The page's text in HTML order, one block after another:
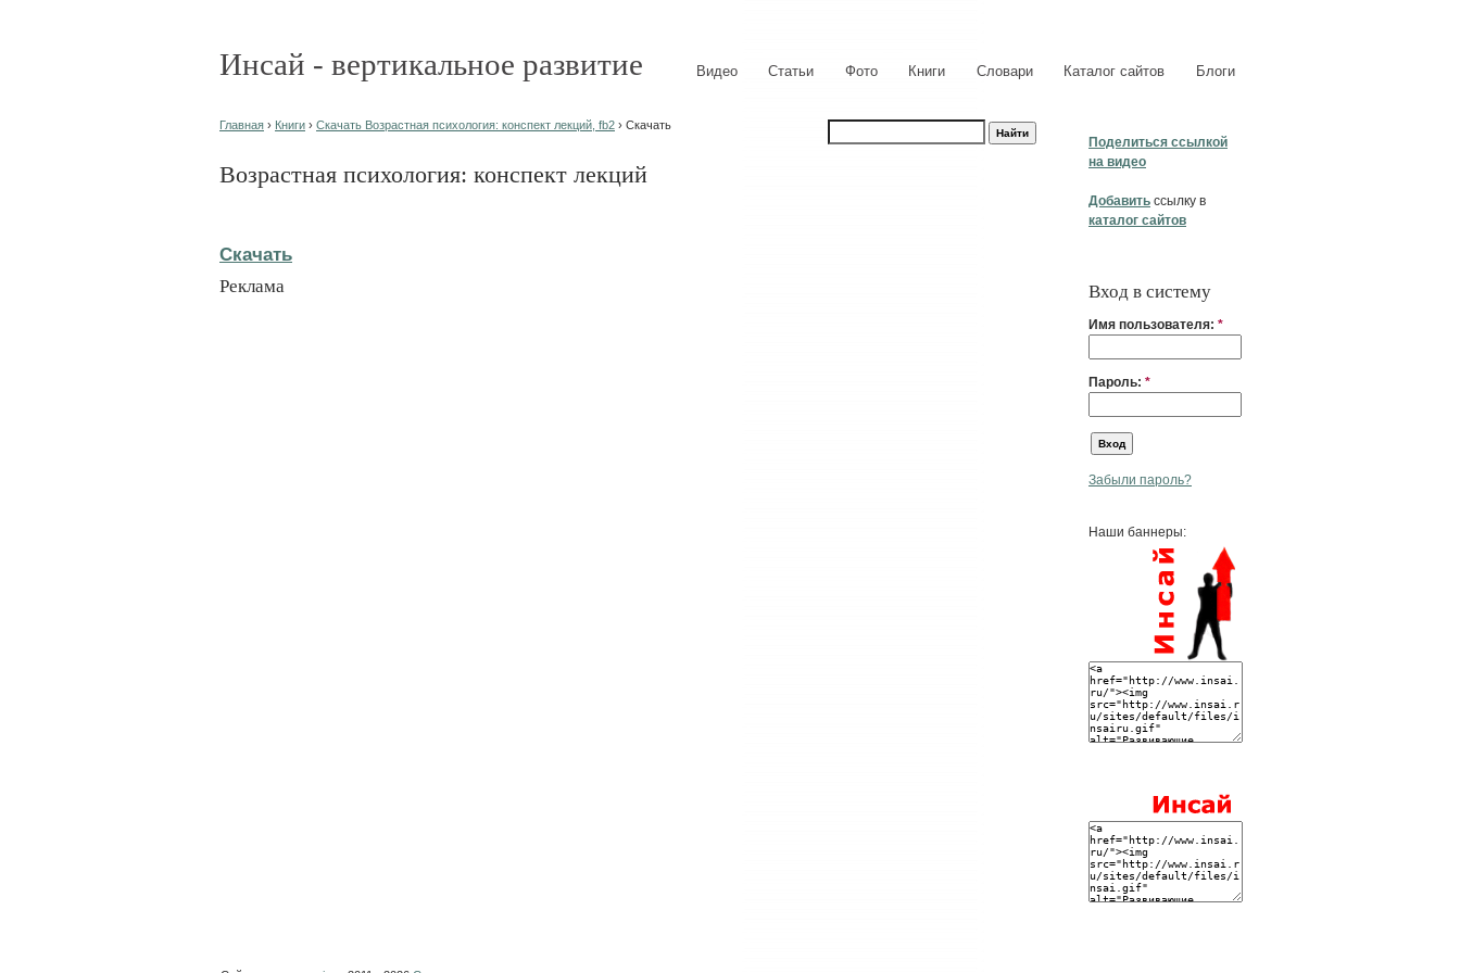
Инсай - вертикальное развитие Видео Статьи Фото Книги Словари Каталог сайтов Блоги
Поделиться ссылкой
на видео
Добавить ссылку в
каталог сайтов
Вход в систему
Имя пользователя: *
Пароль: *
Забыли пароль?
Наши баннеры:
Главная › Книги › Скачать Возрастная психология: конспект лекций, fb2 › Скачать
Возрастная психология: конспект лекций
Скачать
Реклама